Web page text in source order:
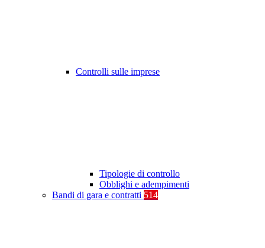
Controlli sulle imprese
Tipologie di controllo
Obblighi e adempimenti
Bandi di gara e contratti 514